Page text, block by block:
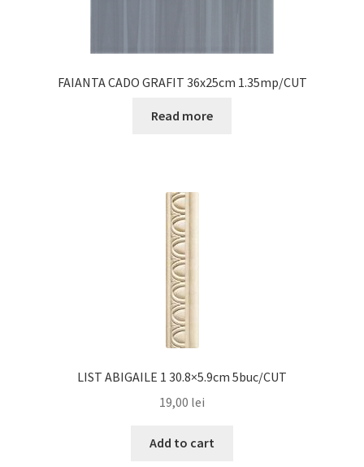
FAIANTA CADO GRAFIT 36x25cm 1.35mp/CUT
Read more
LIST ABIGAILE 1 30.8×5.9cm 5buc/CUT
19,00 lei
Add to cart